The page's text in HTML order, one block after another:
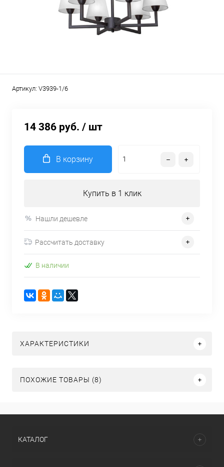
Артикул: V3939-1/6
14 386 руб. / шт
В корзину
Купить в 1 клик
Нашли дешевле
Рассчитать доставку
В наличии
ХАРАКТЕРИСТИКИ
ПОХОЖИЕ ТОВАРЫ (8)
КАТАЛОГ